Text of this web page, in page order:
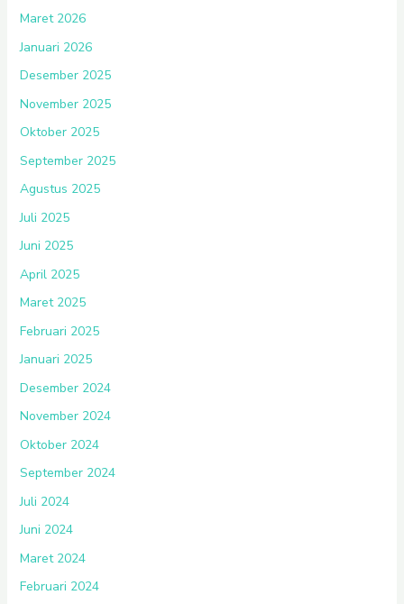
Maret 2026
Januari 2026
Desember 2025
November 2025
Oktober 2025
September 2025
Agustus 2025
Juli 2025
Juni 2025
April 2025
Maret 2025
Februari 2025
Januari 2025
Desember 2024
November 2024
Oktober 2024
September 2024
Juli 2024
Juni 2024
Maret 2024
Februari 2024